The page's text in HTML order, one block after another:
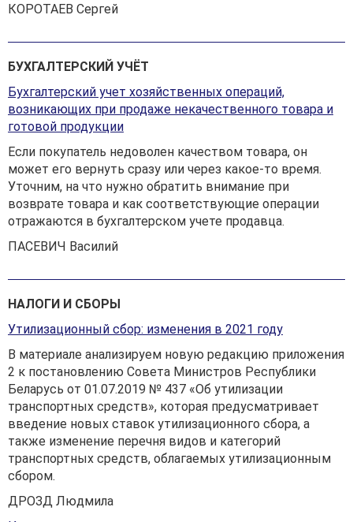
КОРОТАЕВ Сергей
БУХГАЛТЕРСКИЙ УЧЁТ
Бухгалтерский учет хозяйственных операций,
возникающих при продаже некачественного товара и
готовой продукции
Если покупатель недоволен качеством товара, он
может его вернуть сразу или через какое-то время.
Уточним, на что нужно обратить внимание при
возврате товара и как соответствующие операции
отражаются в бухгалтерском учете продавца.
ПАСЕВИЧ Василий
НАЛОГИ И СБОРЫ
Утилизационный сбор: изменения в 2021 году
В материале анализируем новую редакцию приложения
2 к постановлению Совета Министров Республики
Беларусь от 01.07.2019 № 437 «Об утилизации
транспортных средств», которая предусматривает
введение новых ставок утилизационного сбора, а
также изменение перечня видов и категорий
транспортных средств, облагаемых утилизационным
сбором.
ДРОЗД Людмила